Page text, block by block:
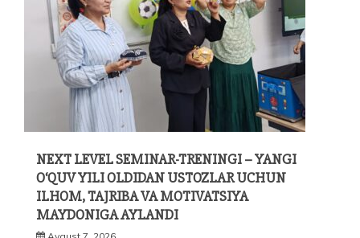
NEXT LEVEL SEMINAR-TRENINGI – YANGI
O‘QUV YILI OLDIDAN USTOZLAR UCHUN
ILHOM, TAJRIBA VA MOTIVATSIYA
MAYDONIGA AYLANDI